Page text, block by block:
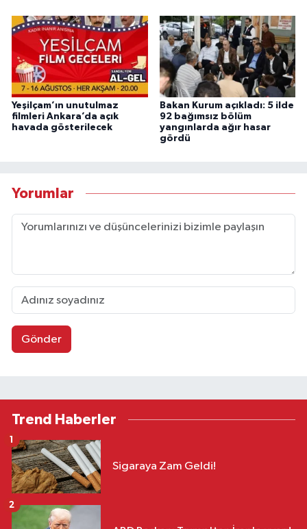
Yeşilçam’ın unutulmaz
filmleri Ankara’da açık
havada gösterilecek
Bakan Kurum açıkladı: 5 ilde
92 bağımsız bölüm
yangınlarda ağır hasar
gördü
Yorumlar
Gönder
Trend Haberler
Sigaraya Zam Geldi!
1
2